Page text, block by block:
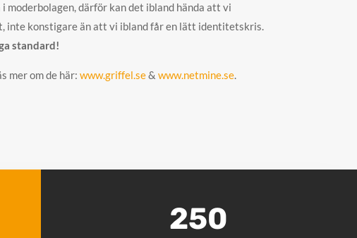
därför kan det ibland hända att vi
inte konstigare än att vi ibland får en lätt identitetskris.
standard!
mer om de här: www.griffel.se& www.netmine.se.
250